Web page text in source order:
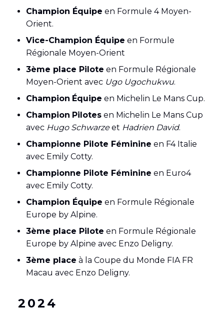
Champion Équipe en Formule 4 Moyen-
Orient.
Vice-Champion Équipe en Formule
Régionale Moyen-Orient
3ème place Pilote en Formule Régionale
Moyen-Orient avec Ugo Ugochukwu.
Champion Équipe en Michelin Le Mans Cup.
Champion Pilotesen Michelin Le Mans Cup
avec Hugo Schwarzeet Hadrien David.
Championne Pilote Féminine en F4 Italie
avec Emily Cotty.
Championne Pilote Féminine en Euro4
avec Emily Cotty.
Champion Équipe en Formule Régionale
Europe by Alpine.
3ème place Pilote en Formule Régionale
Europe by Alpine avec Enzo Deligny.
3ème place à la Coupe du Monde FIA FR
Macau avec Enzo Deligny.
2024